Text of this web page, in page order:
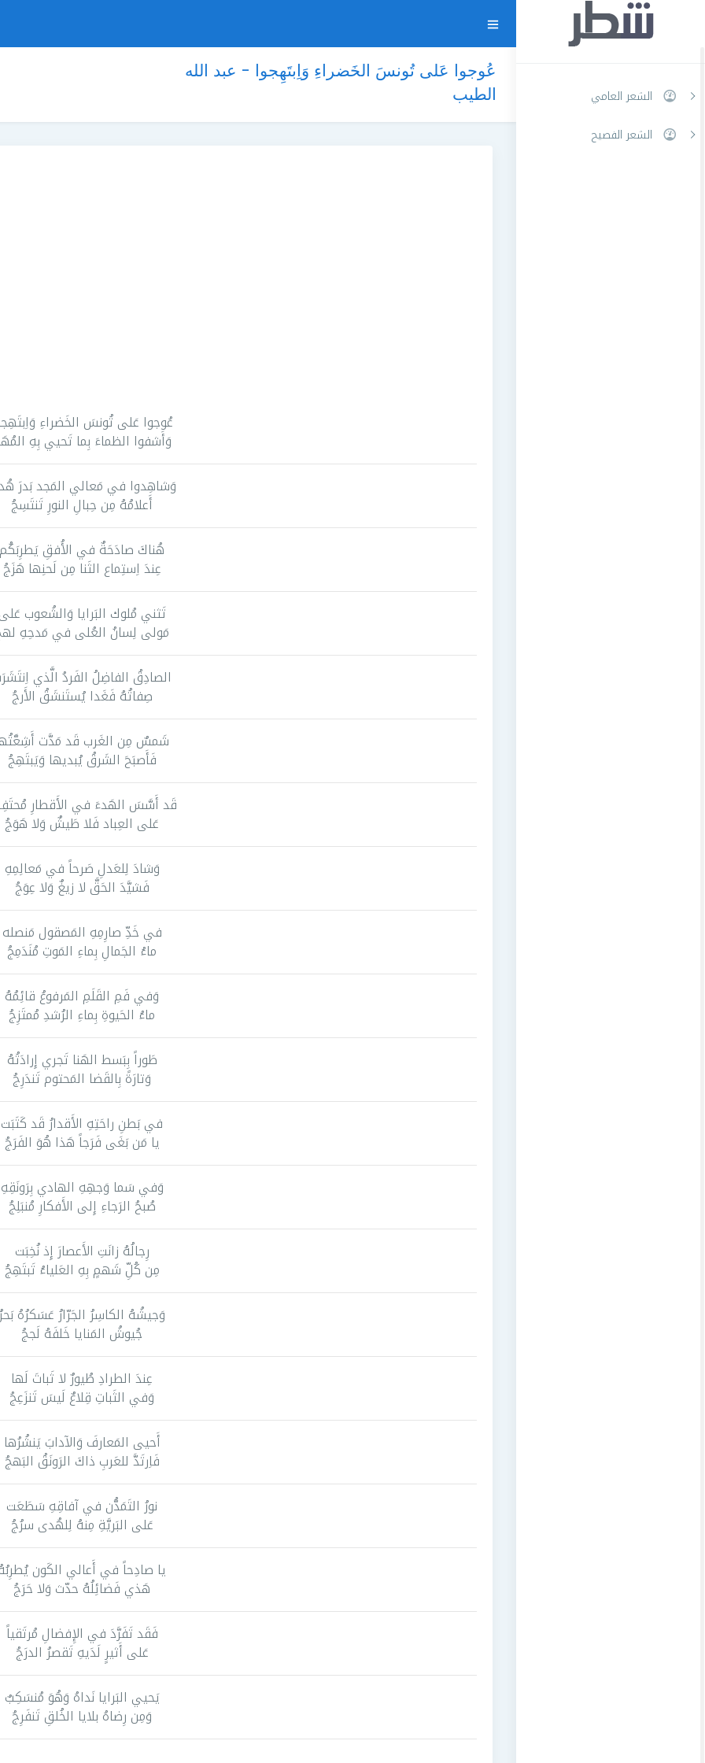
الشعر العامي
الشعر الفصيح
عُوجوا عَلى تُونسَ الخَضراءِ وَاِبتَهِجوا - عبد الله
الطيب
عُوجوا عَلى تُونسَ الخَضراءِ
وَأَشفوا الظماءَ بِما تَحيي بِهِ
وَشاهِدوا في مَعالي المَجد بَدرَ
أَعلامُهُ مِن حِبالِ النورِ تَنتَسِجُ
هُناكَ صادَحَةٌ في الأُفقِ يَطرِبَكُم
عِندَ اِستِماع الثَنا مِن لَحنِها هَزَجُ
تَثني مُلوك البَرايا وَالشُعوب
مَولى لِسانُ العُلى في مَدحِهِ
الصادِقُ الفاضِلُ الفَردُ الَّذي
صِفاتُهُ فَغَدا يُستَنشَقُ الأَرجُ
شَمسٌ مِن الغَرب قَد مَدَّت
فَأَصبَحَ الشَرقُ يُبديها وَيَبتَهِجُ
قَد أَسَّسَ الهَدءَ في الأَقطارِ
عَلى العِباد فَلا طَيشٌ وَلا هَوَجُ
وَشادَ لِلعَدلِ صَرحاً في مَعالِمِهِ
فَشيَّدَ الحَقَّ لا زيغٌ وَلا عِوَجُ
في خَدِّ صارِمِهِ المَصقول مَنصله
ماءُ الجَمالِ بِماءِ المَوتِ مُنَدَمِجُ
وَفي فَمِ القَلَمِ المَرفوعُ قائِمُهُ
ماءُ الحَيوةِ بِماءِ الرُشدِ مُمتَزِجُ
طَوراً بِبَسط الهَنا تَجري إِرادَتُهُ
وَتارَةً بِالقَضا المَحتوم تَندَرِجُ
في بَطنِ راحَتِهِ الأَقدارُ قَد كَتَبَت
يا مَن بَغَى فَرَجاً هَذا هُوَ الفَرَجُ
وَفي سَما وَجهِهِ الهادي بِرَونَقِهِ
صُبحُ الرَجاءِ إِلى الأَفكارِ مُنبَلِجُ
رِجالُهُ زانَتِ الأَعصارَ إِذ نُخِبَت
مِن كُلِّ شَهمٍ بِهِ العَلياءُ تَبتَهِجُ
وَجيشُهُ الكاسِرُ الجَرّارُ عَسَكرُهُ
جُيوشُ المَنايا خَلفَهُ لَججُ
عِندَ الطرادِ طُيورٌ لا ثَباتَ لَها
وَفي الثَباتِ قِلاعٌ لَيسَ تَنزَعِجُ
أَحيى المَعارفَ وَالآدابَ يَنشُرُها
فَاِرتَدَّ للعَربِ ذاكَ الرَونَقُ البَهجُ
نورُ التَمَدُّن في آفاقِهِ سَطَعَت
عَلى البَريَّةِ مِنهُ لِلهُدى سرُجُ
يا صادِحاً في أَعالي الكَون
هَذي فَضائِلُهُ حدّث وَلا حَرَجُ
فَقَد تَفَرَّدَ في الإِفضالِ مُرتَقياً
عَلى أَثيرٍ لَدَيهِ تَقصرُ الدرَجُ
يَحيي البَرايا نَداهُ وَهُوَ مُنسَكِبٌ
وَمِن رِضاهُ بلايا الخُلقِ تَنفَرِجُ